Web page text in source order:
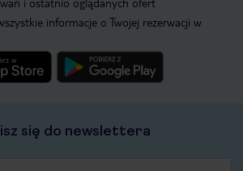
informacje o Twojej rezerwacji w
się do newslettera